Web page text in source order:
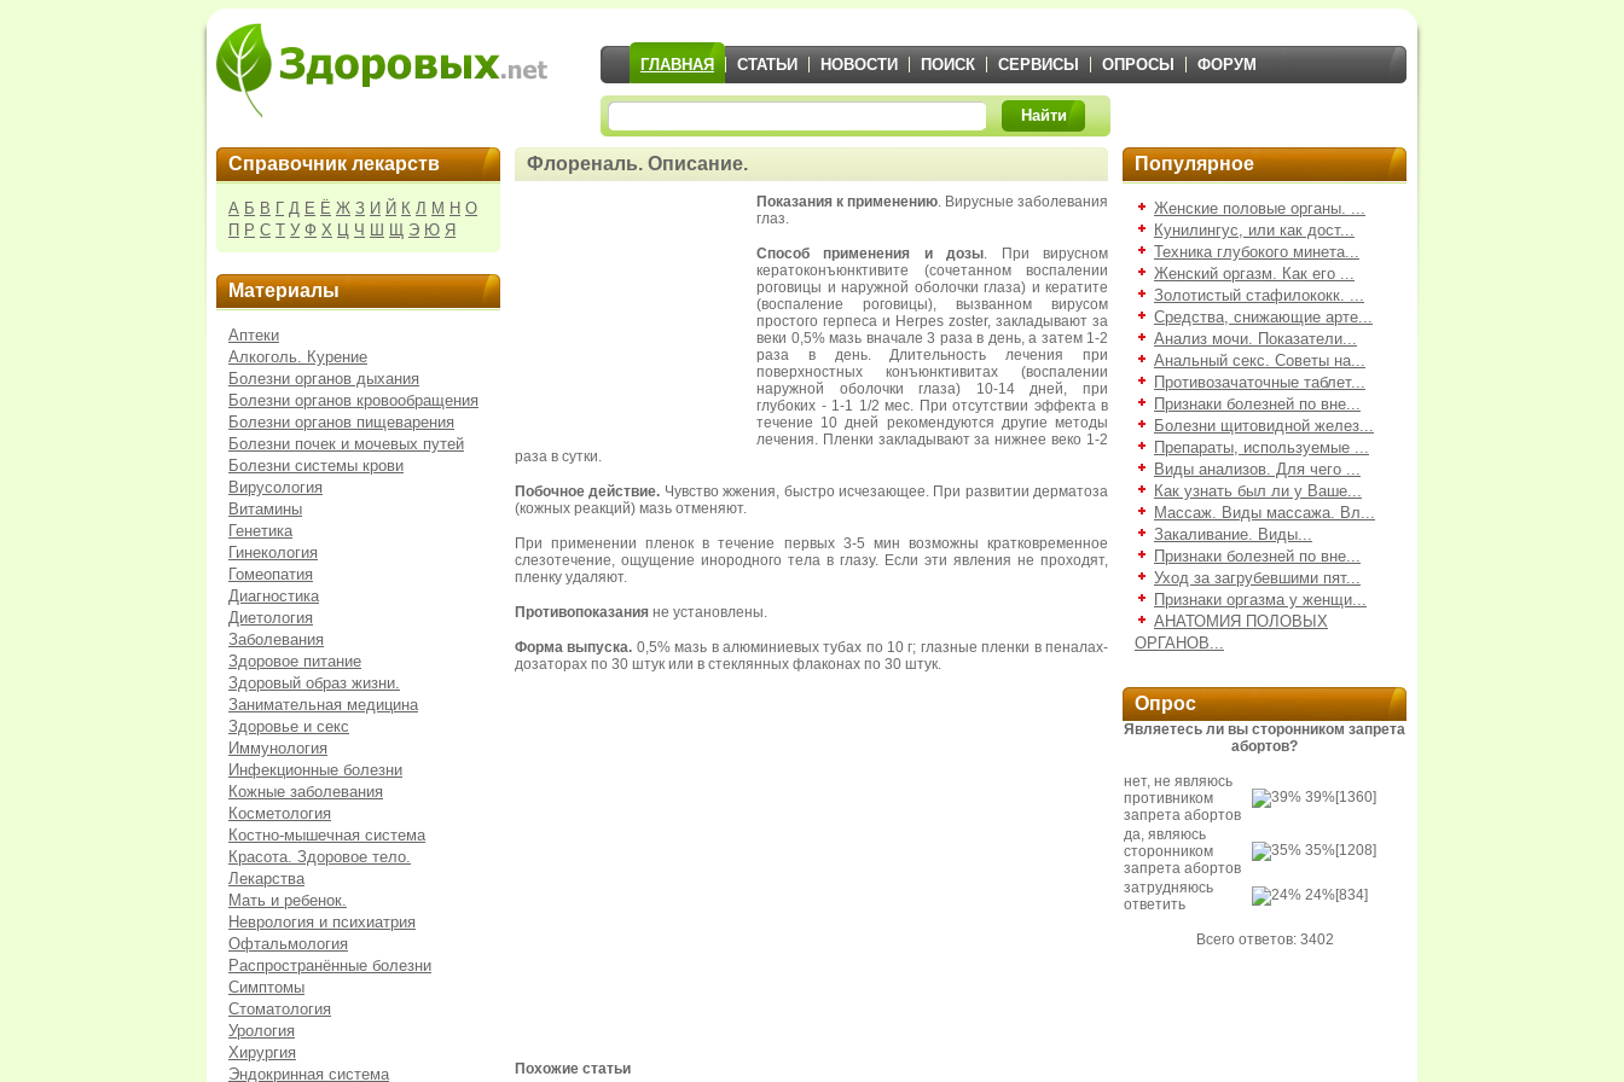
ГЛАВНАЯ СТАТЬИ НОВОСТИ ПОИСК СЕРВИСЫ ОПРОСЫ ФОРУМ
Найти
Справочник лекарств
А Б В Г Д Е Ё Ж З И Й К Л М Н О
П Р С Т У Ф Х Ц Ч Ш Щ Э Ю Я
Материалы
Аптеки
Алкоголь. Курение
Болезни органов дыхания
Болезни органов кровообращения
Болезни органов пищеварения
Болезни почек и мочевых путей
Болезни системы крови
Вирусология
Витамины
Генетика
Гинекология
Гомеопатия
Диагностика
Диетология
Заболевания
Здоровое питание
Здоровый образ жизни.
Занимательная медицина
Здоровье и секс
Иммунология
Инфекционные болезни
Кожные заболевания
Косметология
Костно-мышечная система
Красота. Здоровое тело.
Лекарства
Мать и ребенок.
Неврология и психиатрия
Офтальмология
Распространённые болезни
Симптомы
Стоматология
Урология
Хирургия
Эндокринная система
Флореналь. Описание.
Показания к применению. Вирусные заболевания
глаз.
Способ применения и дозы. При вирусном
кератоконъюнктивите (сочетанном воспалении
роговицы и наружной оболочки глаза) и кератите
(воспаление роговицы), вызванном вирусом
простого герпеса и Herpes zoster, закладывают за
веки 0,5% мазь вначале 3 раза в день, а затем 1-2
раза в день. Длительность лечения при
поверхностных конъюнктивитах (воспалении
наружной оболочки глаза) 10-14 дней, при
глубоких - 1-1 1/2 мес. При отсутствии эффекта в
течение 10 дней рекомендуются другие методы
лечения. Пленки закладывают за нижнее веко 1-2
раза в сутки.
Побочное действие. Чувство жжения, быстро исчезающее. При развитии дерматоза
(кожных реакций) мазь отменяют.
При применении пленок в течение первых 3-5 мин возможны кратковременное
слезотечение, ощущение инородного тела в глазу. Если эти явления не проходят,
пленку удаляют.
Противопоказания не установлены.
Форма выпуска. 0,5% мазь в алюминиевых тубах по 10 г; глазные пленки в пеналах-
дозаторах по 30 штук или в стеклянных флаконах по 30 штук.
Похожие статьи
Популярное
Женские половые органы. ...
Кунилингус, или как дост...
Техника глубокого минета...
Женский оргазм. Как его ...
Золотистый стафилококк. ...
Средства, снижающие арте...
Анализ мочи. Показатели...
Анальный секс. Советы на...
Противозачаточные таблет...
Признаки болезней по вне...
Болезни щитовидной желез...
Препараты, используемые ...
Виды анализов. Для чего ...
Как узнать был ли у Ваше...
Массаж. Виды массажа. Вл...
Закаливание. Виды...
Признаки болезней по вне...
Уход за загрубевшими пят...
Признаки оргазма у женщи...
АНАТОМИЯ ПОЛОВЫХ
ОРГАНОВ...
Опрос
Являетесь ли вы сторонником запрета
абортов?
нет, не являюсь
противником
запрета абортов
39%[1360]
да, являюсь
сторонником
запрета абортов
35%[1208]
затрудняюсь
ответить
24%[834]
Всего ответов: 3402